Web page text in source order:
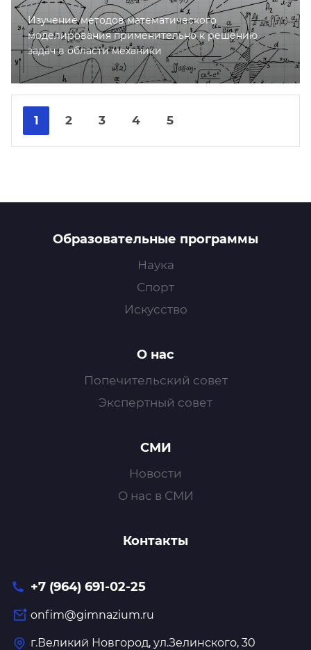
Изучение методов математического
моделирования применительно к решению
задач в области механики
1 2 3 4 5
Образовательные программы
Наука
Спорт
Искусство
О нас
Попечительский совет
Экспертный совет
СМИ
Новости
О нас в СМИ
Контакты
+7 (964) 691-02-25
onfim@gimnazium.ru
г.Великий Новгород, ул.Зелинского, 30